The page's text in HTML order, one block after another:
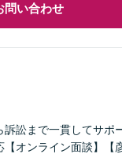
問い合わせ
訟まで一貫してサポ
オンライン面談】【